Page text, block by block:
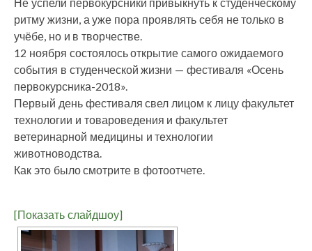
ритму жизни, а уже пора проявлять себя не только в
учёбе, но и в творчестве.
12 ноября состоялось открытие самого ожидаемого
события в студенческой жизни — фестиваля «Осень
первокурсника-2018».
Первый день фестиваля свел лицом к лицу факультет
технологии и товароведения и факультет
ветеринарной медицины и технологии
животноводства.
Как это было смотрите в фотоотчете.
[Показать слайдшоу]